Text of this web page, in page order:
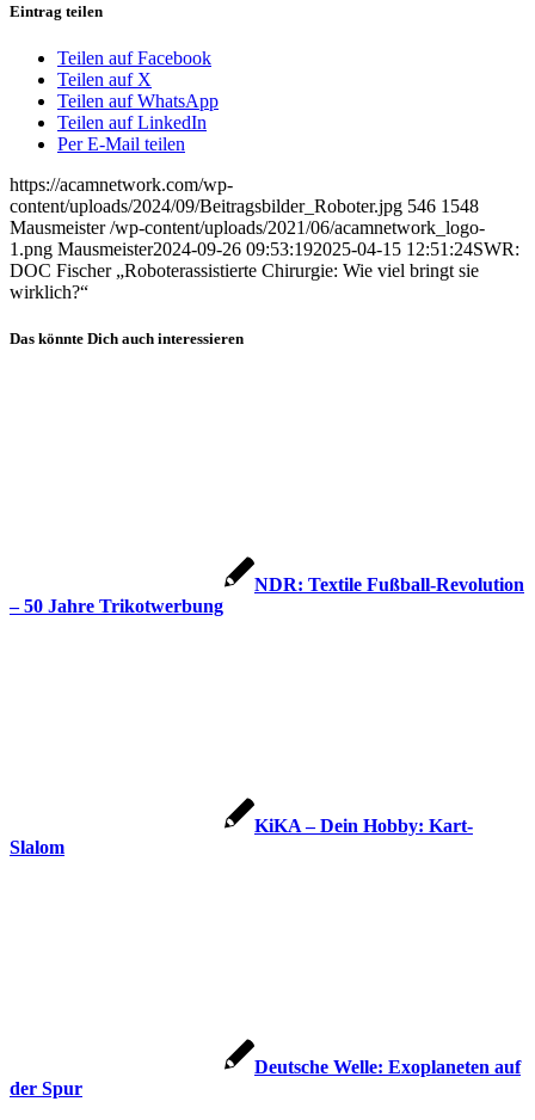
Eintrag teilen
Teilen auf Facebook
Teilen auf X
Teilen auf WhatsApp
Teilen auf LinkedIn
Per E-Mail teilen
https://acamnetwork.com/wp-
content/uploads/2024/09/Beitragsbilder_Roboter.jpg 546 1548
Mausmeister /wp-content/uploads/2021/06/acamnetwork_logo-
1.png Mausmeister2024-09-26 09:53:192025-04-15 12:51:24SWR:
DOC Fischer „Roboterassistierte Chirurgie: Wie viel bringt sie
wirklich?“
Das könnte Dich auch interessieren
NDR: Textile Fußball-Revolution
– 50 Jahre Trikotwerbung
KiKA – Dein Hobby: Kart-
Slalom
Deutsche Welle: Exoplaneten auf
der Spur